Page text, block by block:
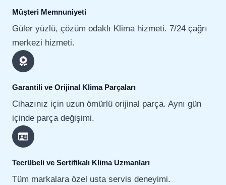
Müşteri Memnuniyeti
Güler yüzlü, çözüm odaklı Klima hizmeti. 7/24 çağrı
merkezi hizmeti.
Garantili ve Orijinal Klima Parçaları
Cihazınız için uzun ömürlü orijinal parça. Aynı gün
içinde parça değişimi.
Tecrübeli ve Sertifikalı Klima Uzmanları
Tüm markalara özel usta servis deneyimi.